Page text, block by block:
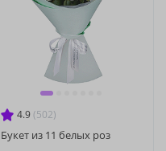
4.9 (502)
Букет из 11 белых роз